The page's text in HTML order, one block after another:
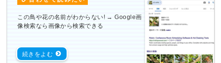
この鳥や花の名前がわからない! → Google画
像検索なら画像から検索できる